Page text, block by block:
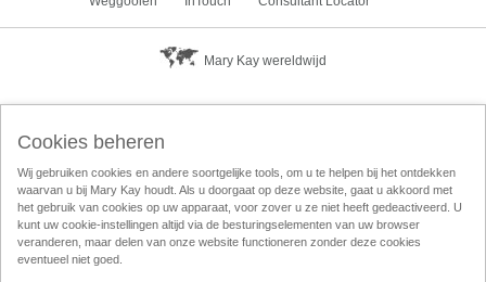
Mary Kay wereldwijd
Cookies beheren
Wij gebruiken cookies en andere soortgelijke tools, om u te helpen bij het ontdekken
waarvan u bij Mary Kay houdt. Als u doorgaat op deze website, gaat u akkoord met
het gebruik van cookies op uw apparaat, voor zover u ze niet heeft gedeactiveerd. U
kunt uw cookie-instellingen altijd via de besturingselementen van uw browser
veranderen, maar delen van onze website functioneren zonder deze cookies
eventueel niet goed.